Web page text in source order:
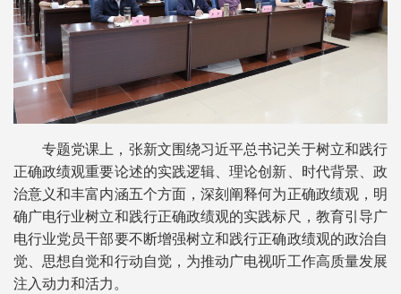
专题党课上，张新文围绕习近平总书记关于树立和践行
正确政绩观重要论述的实践逻辑、理论创新、时代背景、政
治意义和丰富内涵五个方面，深刻阐释何为正确政绩观，明
确广电行业树立和践行正确政绩观的实践标尺，教育引导广
电行业党员干部要不断增强树立和践行正确政绩观的政治自
觉、思想自觉和行动自觉，为推动广电视听工作高质量发展
注入动力和活力。